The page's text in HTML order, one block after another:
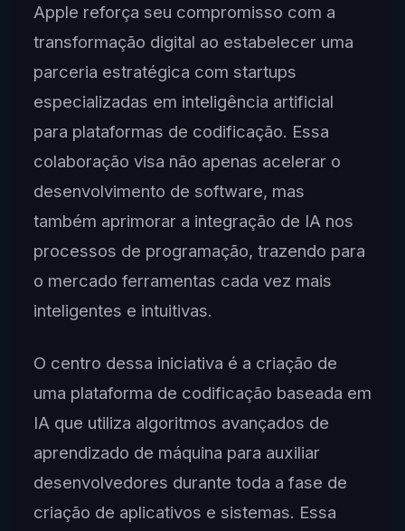
Apple reforça seu compromisso com a
transformação digital ao estabelecer uma
parceria estratégica com startups
especializadas em inteligência artificial
para plataformas de codificação. Essa
colaboração visa não apenas acelerar o
desenvolvimento de software, mas
também aprimorar a integração de IA nos
processos de programação, trazendo para
o mercado ferramentas cada vez mais
inteligentes e intuitivas.
O centro dessa iniciativa é a criação de
uma plataforma de codificação baseada em
IA que utiliza algoritmos avançados de
aprendizado de máquina para auxiliar
desenvolvedores durante toda a fase de
criação de aplicativos e sistemas. Essa